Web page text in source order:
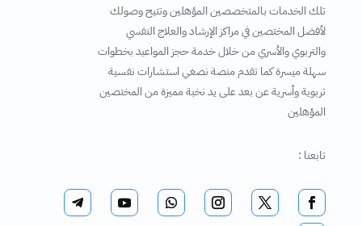
تلك الخدمات بالمتخصصين المؤهلين وتتيح وصولك
لأفضل المختصين في مراكز الإرشاد والعلاج النفسي
والتربوي والأسري من خلال خدمة حجز المواعيد بخطوات
سهلة ميسرة كما تقدم منصة نصغي استشارات نفسية
تربوية وأسرية عن بعد على يد نخبة مميزة من المختصين
المؤهلين
تابعنا :